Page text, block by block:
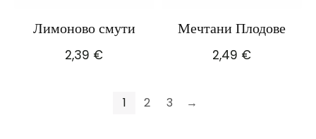
Лимоново смути
2,39 €
Мечтани Плодове
2,49 €
1 2 3 →